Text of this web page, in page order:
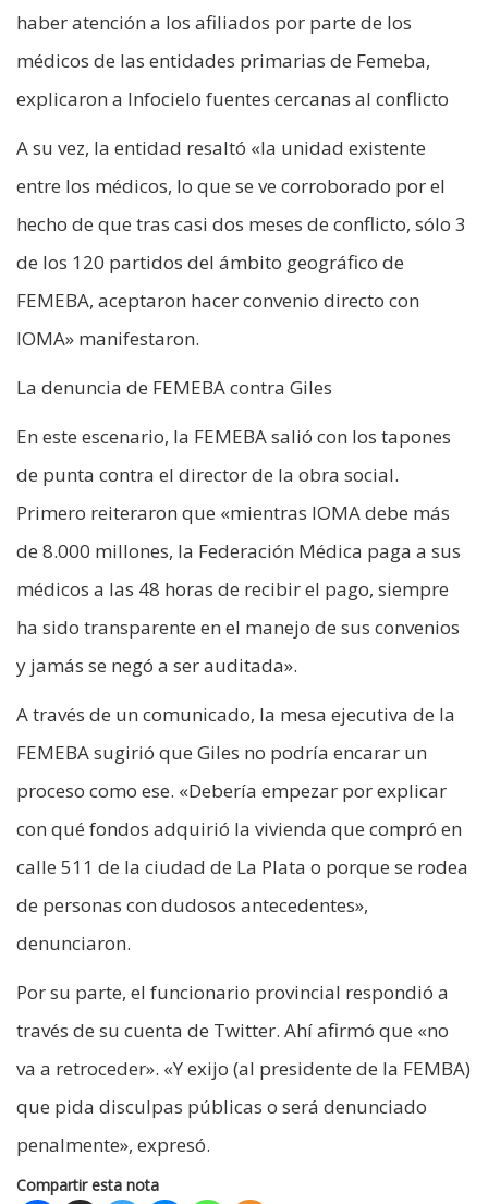
haber atención a los afiliados por parte de los
médicos de las entidades primarias de Femeba,
explicaron a Infocielo fuentes cercanas al conflicto
A su vez, la entidad resaltó «la unidad existente
entre los médicos, lo que se ve corroborado por el
hecho de que tras casi dos meses de conflicto, sólo 3
de los 120 partidos del ámbito geográfico de
FEMEBA, aceptaron hacer convenio directo con
IOMA» manifestaron.
La denuncia de FEMEBA contra Giles
En este escenario, la FEMEBA salió con los tapones
de punta contra el director de la obra social.
Primero reiteraron que «mientras IOMA debe más
de 8.000 millones, la Federación Médica paga a sus
médicos a las 48 horas de recibir el pago, siempre
ha sido transparente en el manejo de sus convenios
y jamás se negó a ser auditada».
A través de un comunicado, la mesa ejecutiva de la
FEMEBA sugirió que Giles no podría encarar un
proceso como ese. «Debería empezar por explicar
con qué fondos adquirió la vivienda que compró en
calle 511 de la ciudad de La Plata o porque se rodea
de personas con dudosos antecedentes»,
denunciaron.
Por su parte, el funcionario provincial respondió a
través de su cuenta de Twitter. Ahí afirmó que «no
va a retroceder». «Y exijo (al presidente de la FEMBA)
que pida disculpas públicas o será denunciado
penalmente», expresó.
Compartir esta nota